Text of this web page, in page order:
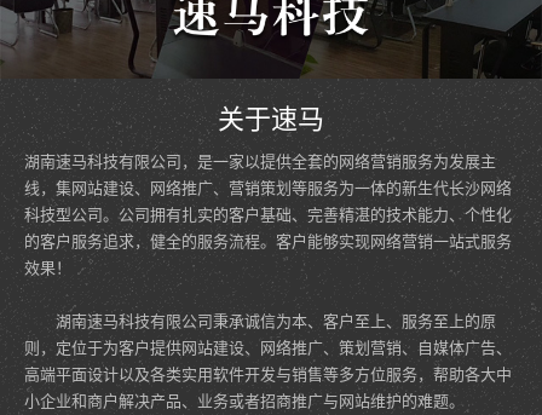
关于速马
湖南速马科技有限公司，是一家以提供全套的网络营销服务为发展主
线，集网站建设、网络推广、营销策划等服务为一体的新生代长沙网络
科技型公司。公司拥有扎实的客户基础、完善精湛的技术能力、个性化
的客户服务追求，健全的服务流程。客户能够实现网络营销一站式服务
效果！
湖南速马科技有限公司秉承诚信为本、客户至上、服务至上的原
则，定位于为客户提供网站建设、网络推广、策划营销、自媒体广告、
高端平面设计以及各类实用软件开发与销售等多方位服务，帮助各大中
小企业和商户解决产品、业务或者招商推广与网站维护的难题。